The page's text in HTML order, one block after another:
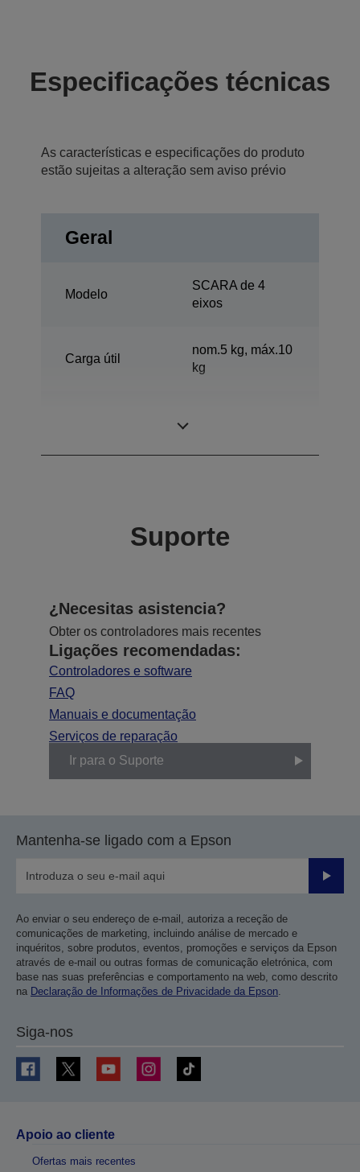
Especificações técnicas
As características e especificações do produto
estão sujeitas a alteração sem aviso prévio
Geral
Modelo
SCARA de 4
eixos
Carga útil
nom.5 kg, máx.10
kg
Suporte
¿Necesitas asistencia?
Obter os controladores mais recentes
Ligações recomendadas:
Controladores e software
FAQ
Manuais e documentação
Serviços de reparação
Ir para o Suporte
Mantenha-se ligado com a Epson
Enviar
Ao enviar o seu endereço de e-mail, autoriza a receção de
comunicações de marketing, incluindo análise de mercado e
inquéritos, sobre produtos, eventos, promoções e serviços da Epson
através de e-mail ou outras formas de comunicação eletrónica, com
base nas suas preferências e comportamento na web, como descrito
na Declaração de Informações de Privacidade da Epson
Siga-nos
Apoio ao cliente
Ofertas mais recentes